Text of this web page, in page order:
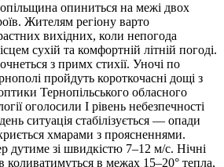
опиниться на межі двох
Жителям регіону варто
вихідних, коли непогода
сухій та комфортній літній погоді.
з примх стихії. Уночі по
пройдуть короткочасні дощі з
Тернопільського обласного
оголосили І рівень небезпечності
ситуація стабілізується — опади
хмарами з проясненнями.
дутиме зі швидкістю 7–12 м/с. Нічні
коливатимуться в межах 15–20° тепла,